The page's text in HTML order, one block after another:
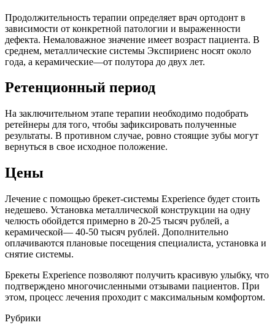
Продолжительность терапии определяет врач ортодонт в
зависимости от конкретной патологии и выраженности
дефекта. Немаловажное значение имеет возраст пациента. В
среднем, металлические системы Экспириенс носят около
года, а керамические—от полутора до двух лет.
Ретенционный период
На заключительном этапе терапии необходимо подобрать
ретейнеры для того, чтобы зафиксировать полученные
результаты. В противном случае, ровно стоящие зубы могут
вернуться в свое исходное положение.
Цены
Лечение с помощью брекет-системы Experience будет стоить
недешево. Установка металлической конструкции на одну
челюсть обойдется примерно в 20-25 тысяч рублей, а
керамической— 40-50 тысяч рублей. Дополнительно
оплачиваются плановые посещения специалиста, установка и
снятие системы.
Брекеты Experience позволяют получить красивую улыбку, что
подтверждено многочисленными отзывами пациентов. При
этом, процесс лечения проходит с максимальным комфортом.
Рубрики